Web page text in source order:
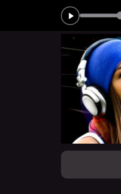
GOMES das 10:00 às 12:00